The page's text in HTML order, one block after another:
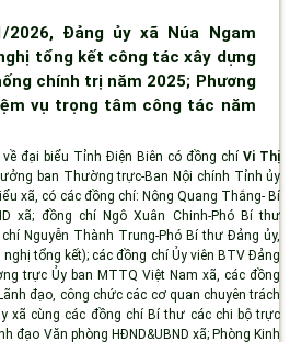
2026, Đảng ủy xã Núa Ngam
tổng kết công tác xây dựng
chính trị năm 2025; Phương
vụ trọng tâm công tác năm
biểu Tỉnh Điện Biên có đồng chíVi Thị
ban Thường trực-Ban Nội chính Tỉnh ủy
xã, có các đồng chí: Nông Quang Thắng- Bí
xã; đồng chí Ngô Xuân Chinh-Phó Bí thư
Nguyễn Thành Trung-Phó Bí thư Đảng ủy,
tổng kết); các đồng chí Ủy viên BTV Đảng
trực Ủy ban MTTQ Việt Nam xã, các đồng
đạo, công chức các cơ quan chuyên trách
xã cùng các đồng chí Bí thư các chi bộ trực
đạo Văn phòng HĐND&UBND xã; Phòng Kinh